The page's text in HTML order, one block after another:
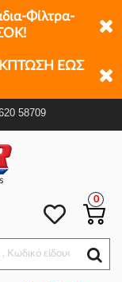
Φίλτρα-
ΕΩΣ
58709
0